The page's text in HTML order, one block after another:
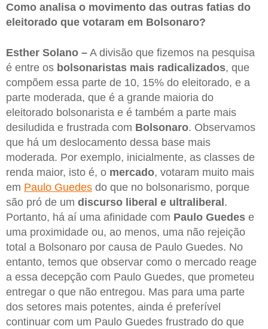
Como analisa o movimento das outras fatias do
eleitorado que votaram em Bolsonaro?
Esther Solano – A divisão que fizemos na pesquisa
é entre os bolsonaristas mais radicalizados, que
compõem essa parte de 10, 15% do eleitorado, e a
parte moderada, que é a grande maioria do
eleitorado bolsonarista e é também a parte mais
desiludida e frustrada com Bolsonaro. Observamos
que há um deslocamento dessa base mais
moderada. Por exemplo, inicialmente, as classes de
renda maior, isto é, o mercado, votaram muito mais
em Paulo Guedes do que no bolsonarismo, porque
são pró de um discurso liberal e ultraliberal .
Portanto, há aí uma afinidade com Paulo Guedes e
uma proximidade ou, ao menos, uma não rejeição
total a Bolsonaro por causa de Paulo Guedes. No
entanto, temos que observar como o mercado reage
a essa decepção com Paulo Guedes, que prometeu
entregar o que não entregou. Mas para uma parte
dos setores mais potentes, ainda é preferível
continuar com um Paulo Guedes frustrado do que